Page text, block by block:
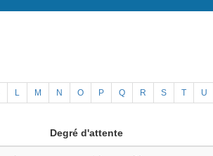
L M N O P Q R S T U
Degré d'attente